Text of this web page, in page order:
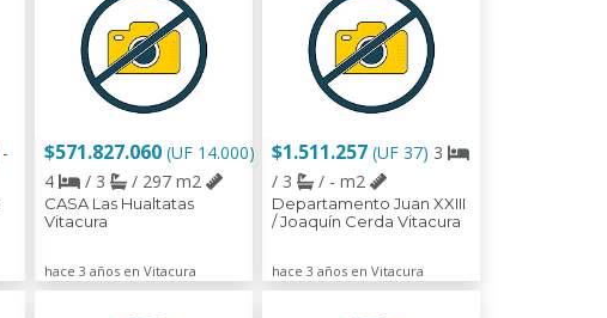
-
$571.827.060 (UF 14.000)
4
/ 3 / 297 m2
CASA Las Hualtatas
Vitacura
hace 3 años en Vitacura
$1.511.257 (UF 37) 3
/ 3
/ - m2
Departamento Juan XXIII
/ Joaquín Cerda Vitacura
hace 3 años en Vitacura